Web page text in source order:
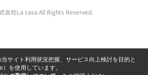
会社La casa All Rights Reserved.
サイト利用状況把握、サービス向上検討を目的と
を使用しています。